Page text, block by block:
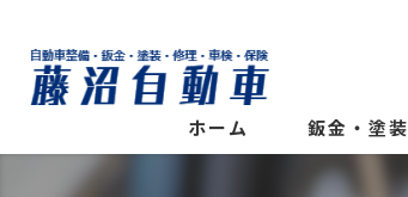
ホーム 鈑金・塗装